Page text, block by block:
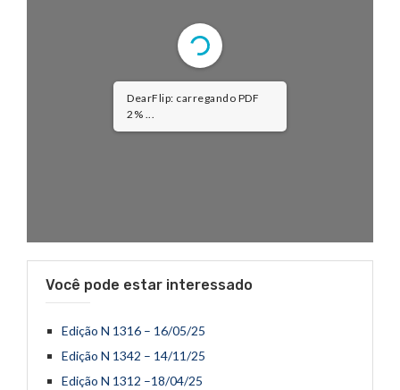
DearFlip: carregando PDF
2% ...
Você pode estar interessado
Edição N 1316 – 16/05/25
Edição N 1342 – 14/11/25
Edição N 1312 –18/04/25